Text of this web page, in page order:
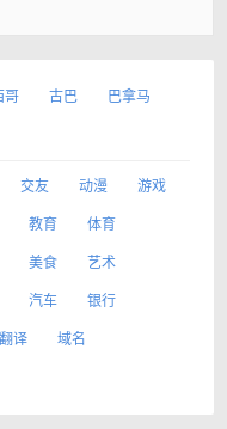
哥 古巴
巴拿马
交友 动漫
游戏
教育
体育
美食
艺术
汽车
银行
翻译
域名